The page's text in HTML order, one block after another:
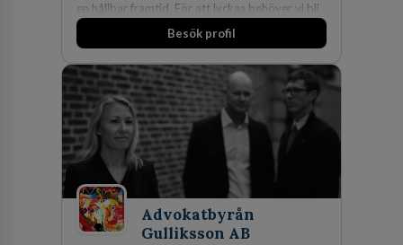
en hållbar framtid. För att lyckas behöver vi bli
fler medarbetare som vill göra skillnad.
Besök profil
Advokatbyrån
Gulliksson AB